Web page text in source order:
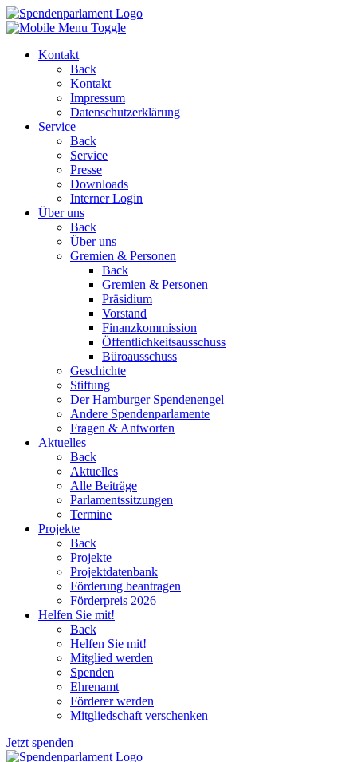
Kontakt
Back
Kontakt
Impressum
Datenschutzerklärung
Service
Back
Service
Presse
Downloads
Interner Login
Über uns
Back
Über uns
Gremien & Personen
Back
Gremien & Personen
Präsidium
Vorstand
Finanzkommission
Öffentlichkeitsausschuss
Büroausschuss
Geschichte
Stiftung
Der Hamburger Spendenengel
Andere Spendenparlamente
Fragen & Antworten
Aktuelles
Back
Aktuelles
Alle Beiträge
Parlamentssitzungen
Termine
Projekte
Back
Projekte
Projektdatenbank
Förderung beantragen
Förderpreis 2026
Helfen Sie mit!
Back
Helfen Sie mit!
Mitglied werden
Spenden
Ehrenamt
Förderer werden
Mitgliedschaft verschenken
Jetzt spenden